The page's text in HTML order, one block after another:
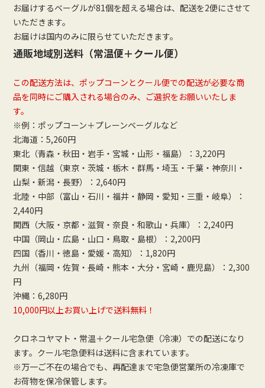
お届けするベーグルが81個を超える場合は、配送を2便にさせて
いただきます。
お届けは国内のみに限らせていただきます。
通販地域別送料（常温便＋クール便）
この配送方法は、ポップコーンとクール便での配送が必要な商
品を同時にご購入される場合のみ、ご選択をお願いいたしま
す。
※例：ポップコーン＋プレーンベーグルなど
北海道：5,260円
東北（青森・秋田・岩手・宮城・山形・福島）：3,220円
関東・信越（東京・茨城・栃木・群馬・埼玉・千葉・神奈川・
山梨・新潟・長野）：2,640円
北陸・中部（富山・石川・福井・静岡・愛知・三重・岐阜）：
2,440円
関西（大阪・京都・滋賀・奈良・和歌山・兵庫）：2,240円
中国（岡山・広島・山口・鳥取・島根）：2,200円
四国（香川・徳島・愛媛・高知）：1,820円
九州（福岡・佐賀・長崎・熊本・大分・宮崎・鹿児島）：2,300
円
沖縄：6,280円
10,000円以上お買い上げで送料無料！
クロネコヤマト・常温＋クール宅急便（冷凍）での配送になり
ます。クール宅急便料は送料に含まれています。
※万一ご不在の場合でも、再配達まで宅急便営業所の冷凍庫で
お荷物を保冷保管します。